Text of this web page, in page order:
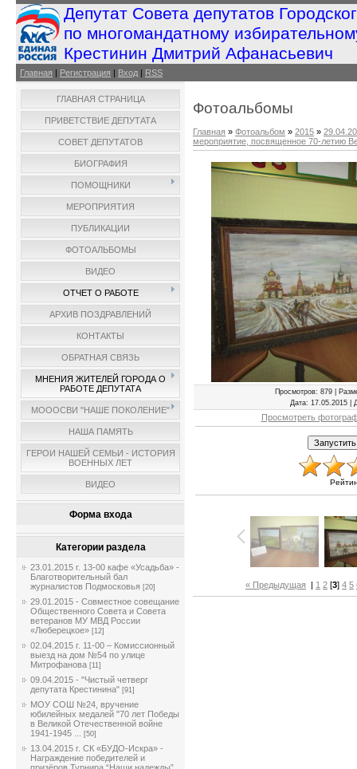
Депутат Совета депутатов
по многомандатному
Крестинин Дмитрий Афанасьевич
Главная | Регистрация | Вход | RSS
ГЛАВНАЯ СТРАНИЦА
ПРИВЕТСТВИЕ ДЕПУТАТА
СОВЕТ ДЕПУТАТОВ
БИОГРАФИЯ
ПОМОЩНИКИ
МЕРОПРИЯТИЯ
ПУБЛИКАЦИИ
ФОТОАЛЬБОМЫ
ВИДЕО
ОТЧЕТ О РАБОТЕ
АРХИВ ПОЗДРАВЛЕНИЙ
КОНТАКТЫ
ОБРАТНАЯ СВЯЗЬ
МНЕНИЯ ЖИТЕЛЕЙ ГОРОДА О
РАБОТЕ ДЕПУТАТА
МОООСВИ "НАШЕ ПОКОЛЕНИЕ"
НАША ПАМЯТЬ
ГЕРОИ НАШЕЙ СЕМЬИ - ИСТОРИЯ
ВОЕННЫХ ЛЕТ
ВИДЕО
Форма входа
Категории раздела
23.01.2015 г. 13-00 кафе «Усадьба» -
Благотворительный бал
журналистов Подмосковья [20]
29.01.2015 - Совместное совещание
Общественного Совета и Совета
ветеранов МУ МВД России
«Люберецкое» [12]
02.04.2015 г. 11-00 – Комиссионный
выезд на дом №54 по улице
Митрофанова [11]
09.04.2015 - "Чистый четверг
депутата Крестинина" [91]
МОУ СОШ №24, вручение
юбилейных медалей "70 лет Победы
в Великой Отечественной войне
1941-1945 ...
[50]
13.04.2015 г. СК «БУДО-Искра» -
Награждение победителей и
Фотоальбомы
Главная » Фотоальбом » 2015 »
мероприятие, посвященное 70-летию
Просмотров: 879 |
Дата: 17.05.2015 |
Просмотреть
« Предыдущая | 1 2 [3] 4 5